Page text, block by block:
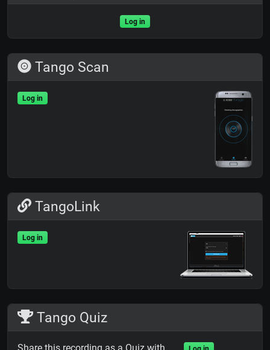
Log in
Tango Scan
Log in
TangoLink
Log in
Tango Quiz
Share this recording as a Quiz with